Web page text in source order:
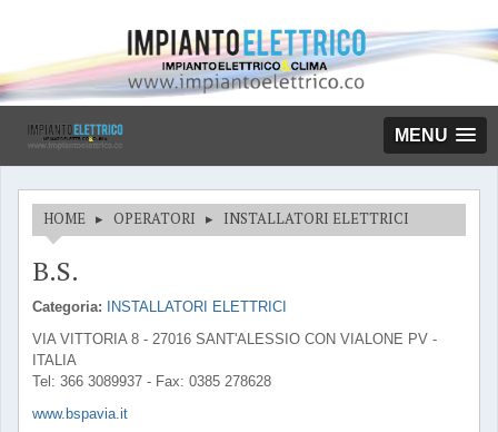
MENU
HOME ▸ OPERATORI ▸ INSTALLATORI ELETTRICI
B.S.
Categoria:
INSTALLATORI ELETTRICI
VIA VITTORIA 8 - 27016 SANT'ALESSIO CON VIALONE PV -
ITALIA
Tel: 366 3089937 - Fax: 0385 278628
www.bspavia.it